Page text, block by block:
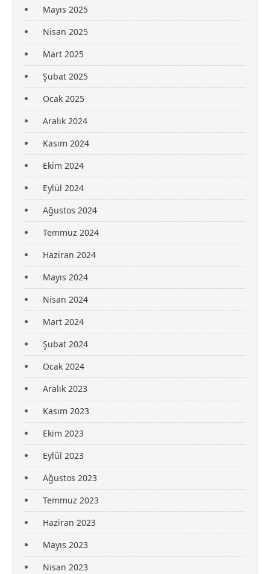
Mayıs 2025
Nisan 2025
Mart 2025
Şubat 2025
Ocak 2025
Aralık 2024
Kasım 2024
Ekim 2024
Eylül 2024
Ağustos 2024
Temmuz 2024
Haziran 2024
Mayıs 2024
Nisan 2024
Mart 2024
Şubat 2024
Ocak 2024
Aralık 2023
Kasım 2023
Ekim 2023
Eylül 2023
Ağustos 2023
Temmuz 2023
Haziran 2023
Mayıs 2023
Nisan 2023